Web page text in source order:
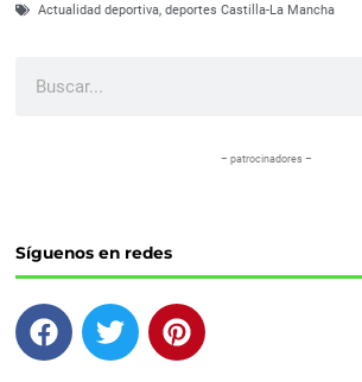
Actualidad deportiva,deportes Castilla-La Mancha
– patrocinadores –
Síguenos en redes
F
a
T
w
P
i